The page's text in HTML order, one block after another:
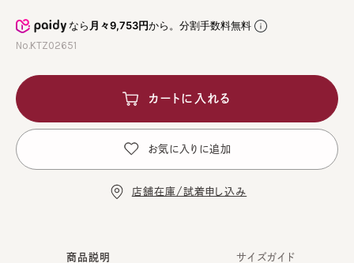
なら月々9,753円から。分割手数料無料
No.KTZ02651
カートに入れる
お気に入りに追加
店舗在庫/試着申し込み
商品説明 サイズガイド